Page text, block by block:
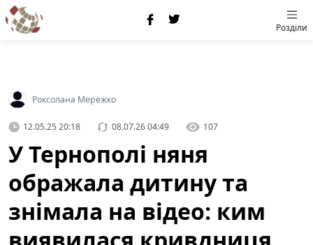
Розділи
Роксолана Мережко
12.05.25 20:18 08.07.26 04:49 107
У Тернополі няня
ображала дитину та
знімала на відео: ким